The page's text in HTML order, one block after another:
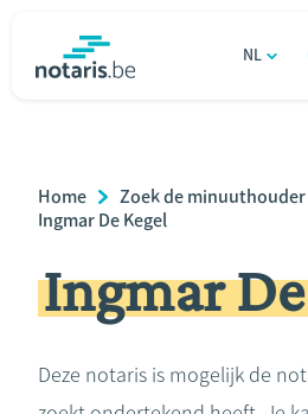
gaan
NL
Relatie & samenleven
Erven & schenken
Breadcrumb
Home
Zoek de minuuthouder
Ingmar De Kegel
Ingmar
Deze notaris is mogelijk de